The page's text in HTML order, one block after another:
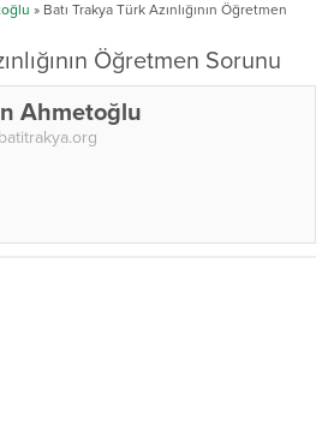
» Batı Trakya Türk Azınlığının Öğretmen
Öğretmen Sorunu
Ahmetoğlu